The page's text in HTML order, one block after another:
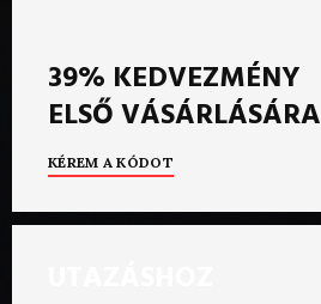
39% KEDVEZMÉNY
ELSŐ VÁSÁRLÁSÁRA
KÉREM A KÓDOT